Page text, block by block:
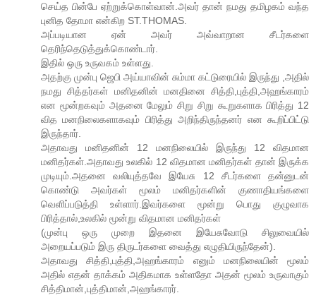
செய்த பின்பே ஏற்றுக்கொள்வான்.அவர் தான் நமது தமிழகம் வந்த
புனித தோமா என்கிற ST.THOMAS.
அப்படியான ஏன் அவர் அவ்வாறான சீடர்களை
தெரிந்தெடுத்துக்கொண்டார்.
இதில் ஒரு உருவகம் உள்ளது.
அதற்கு முன்பு ஜெபி அய்யாவின் சும்மா கட்டுரையில் இருந்து ,அதில்
நமது சித்தர்கள் மனிதனின் மனதினை சித்தி,புத்தி,அஹங்காரம்
என மூன்றகவும் அதனை மேலும் சிறு சிறு கூறுகளாக பிரித்து 12
வித மனநிலைகளாகவும் பிரித்து அறிந்திருந்தனர் என கூறிப்பிட்டு
இருந்தார்.
அதாவது மனிதனின் 12 மனநிலையில் இருந்து 12 விதமான
மனிதர்கள்.அதாவது உலகில் 12 விதமான மனிதர்கள் தான் இருக்க
முடியும்.அதனை வலியுத்தவே இயேசு 12 சீடர்களை தன்னுடன்
கொண்டு அவர்கள் மூலம் மனிதர்களின் குணாதியங்களை
வெளிப்படுத்தி உள்ளார்.இவர்களை மூன்று பொது குழுவாக
பிரித்தால்,உலகில் மூன்று விதமான மனிதர்கள்
(முன்பு ஒரு முறை இதனை இயேசுவோடு சிலுவையில்
அறையப்படும் இரு திருடர்களை வைத்து எழுதியிருந்தேன்).
அதாவது சித்தி,புத்தி,அஹங்காரம் எனும் மனநிலையின் மூலம்
அதில் எதன் தாக்கம் அதிகமாக உள்ளதோ அதன் மூலம் உருவாகும்
சித்திமான்,புத்திமான்,அஹங்காரர்.